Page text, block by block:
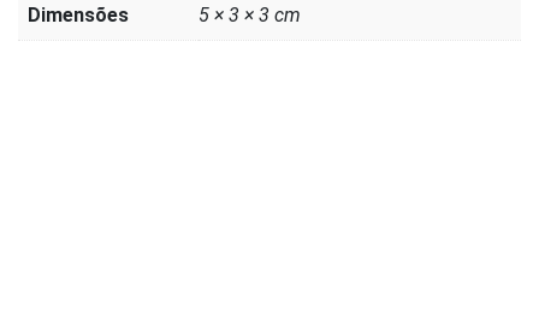
Dimensões 5 × 3 × 3 cm